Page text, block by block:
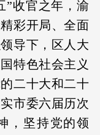
”收官之年，渝
彩开局、全面
导下，区人大
特色社会主义
二十大和二十
市委六届历次
，坚持党的领